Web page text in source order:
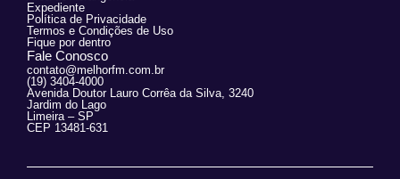
Expediente
Política de Privacidade
Termos e Condições de Uso
Fique por dentro
Fale Conosco
contato@melhorfm.com.br
(19) 3404-4000
Avenida Doutor Lauro Corrêa da Silva, 3240
Jardim do Lago
Limeira – SP
CEP 13481-631